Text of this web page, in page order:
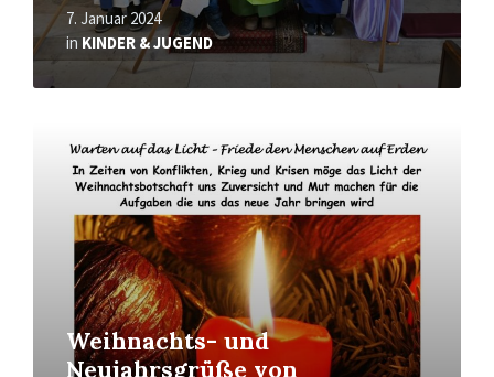
7. Januar 2024
in KINDER & JUGEND
Weihnachts- und
Neujahrsgrüße von
erfahren